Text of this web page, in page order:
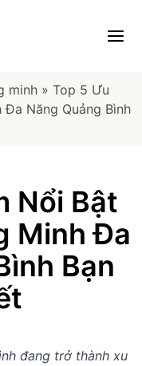
minh » Top 5 Ưu
Năng Quảng Bình
Nổi Bật
Minh Đa
Bạn
đang trở thành xu